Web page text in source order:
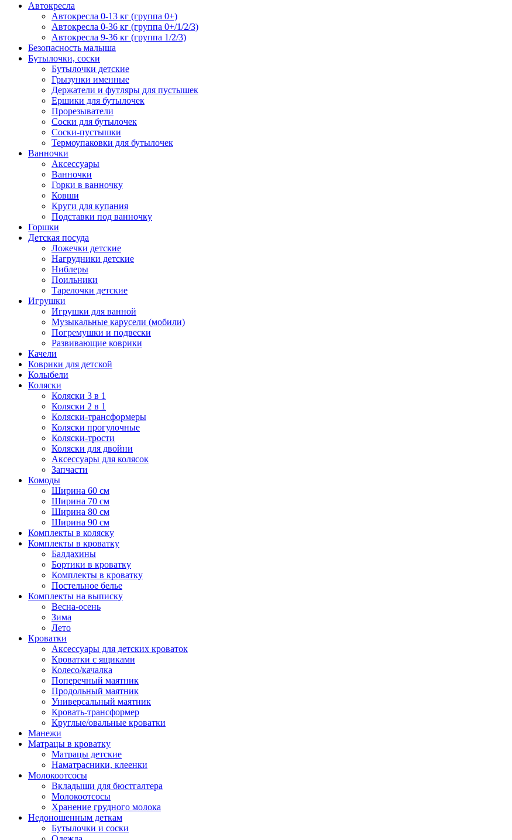
Автокресла
Автокресла 0-13 кг (группа 0+)
Автокресла 0-36 кг (группа 0+/1/2/3)
Автокресла 9-36 кг (группа 1/2/3)
Безопасность малыша
Бутылочки, соски
Бутылочки детские
Грызунки именные
Держатели и футляры для пустышек
Ершики для бутылочек
Прорезыватели
Соски для бутылочек
Соски-пустышки
Термоупаковки для бутылочек
Ванночки
Аксессуары
Ванночки
Горки в ванночку
Ковши
Круги для купания
Подставки под ванночку
Горшки
Детская посуда
Ложечки детские
Нагрудники детские
Ниблеры
Поильники
Тарелочки детские
Игрушки
Игрушки для ванной
Музыкальные карусели (мобили)
Погремушки и подвески
Развивающие коврики
Качели
Коврики для детской
Колыбели
Коляски
Коляски 3 в 1
Коляски 2 в 1
Коляски-трансформеры
Коляски прогулочные
Коляски-трости
Коляски для двойни
Аксессуары для колясок
Запчасти
Комоды
Ширина 60 см
Ширина 70 см
Ширина 80 см
Ширина 90 см
Комплекты в коляску
Комплекты в кроватку
Балдахины
Бортики в кроватку
Комплекты в кроватку
Постельное белье
Комплекты на выписку
Весна-осень
Зима
Лето
Кроватки
Аксессуары для детских кроваток
Кроватки с ящиками
Колесо/качалка
Поперечный маятник
Продольный маятник
Универсальный маятник
Кровать-трансформер
Круглые/овальные кроватки
Манежи
Матрацы в кроватку
Матрацы детские
Наматрасники, клеенки
Молокоотсосы
Вкладыши для бюстгалтера
Молокоотсосы
Хранение грудного молока
Недоношенным деткам
Бутылочки и соски